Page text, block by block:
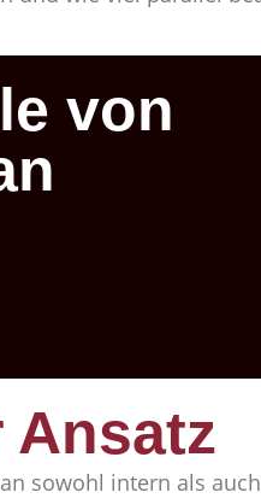
von
Ansatz
sowohl intern als